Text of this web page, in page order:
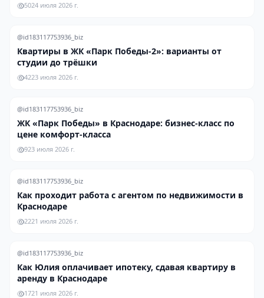
5024 июля 2026 г.
@id183117753936_biz
Квартиры в ЖК «Парк Победы-2»: варианты от
студии до трёшки
4223 июля 2026 г.
@id183117753936_biz
ЖК «Парк Победы» в Краснодаре: бизнес-класс по
цене комфорт-класса
923 июля 2026 г.
@id183117753936_biz
Как проходит работа с агентом по недвижимости в
Краснодаре
2221 июля 2026 г.
@id183117753936_biz
Как Юлия оплачивает ипотеку, сдавая квартиру в
аренду в Краснодаре
1721 июля 2026 г.